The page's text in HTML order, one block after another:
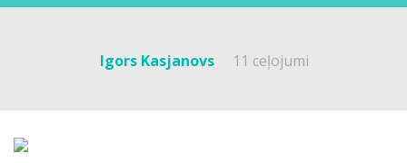
Igors Kasjanovs 11 ceļojumi